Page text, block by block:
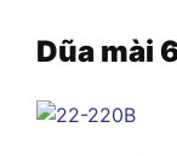
Dũa mài